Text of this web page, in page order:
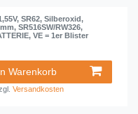
SR62, Silberoxid,
SR516SW/RW326,
VE = 1er Blister
Warenkorb
Versandkosten